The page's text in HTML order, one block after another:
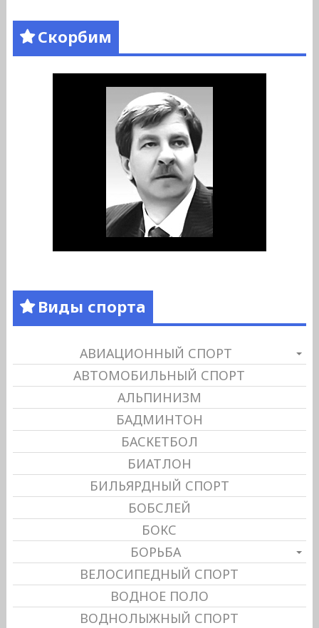
Скорбим
Виды спорта
АВИАЦИОННЫЙ СПОРТ
АВТОМОБИЛЬНЫЙ СПОРТ
АЛЬПИНИЗМ
БАДМИНТОН
БАСКЕТБОЛ
БИАТЛОН
БИЛЬЯРДНЫЙ СПОРТ
БОБСЛЕЙ
БОКС
БОРЬБА
ВЕЛОСИПЕДНЫЙ СПОРТ
ВОДНОЕ ПОЛО
ВОДНОЛЫЖНЫЙ СПОРТ